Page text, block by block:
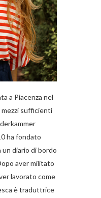
a Piacenza nel
sufficienti
ha fondato
un diario di bordo
aver militato
lavorato come
è traduttrice